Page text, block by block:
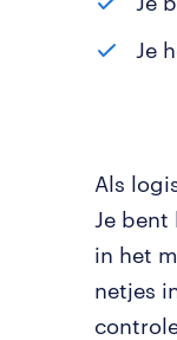
Je
Als
Je bent
in het
netjes